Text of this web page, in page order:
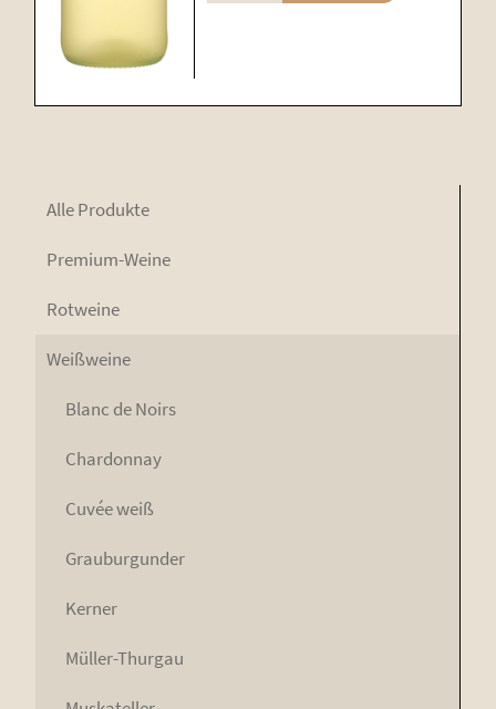
mit
Alle Pro­duk­te
Pre­mi­um-Wei­ne
Rot­wei­ne
Weiß­wei­ne
Blanc de Noirs
Char­don­nay
Cuvée weiß
Grau­bur­gun­der
Ker­ner
Mül­ler-Thur­gau